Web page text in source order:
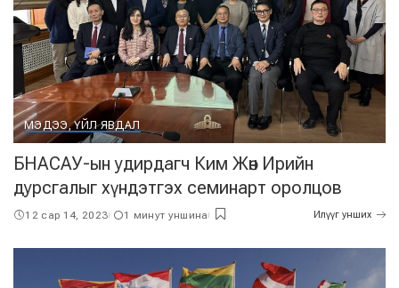
МЭДЭЭ, ҮЙЛ ЯВДАЛ
БНАСАУ-ын удирдагч Ким Жөн Ирийн
дурсгалыг хүндэтгэх семинарт оролцов
12 сар 14, 2023 1 минут уншина Илүүг унших